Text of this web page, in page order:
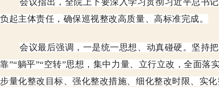
会议指出，全院上下要深入学习贯彻习近平总书
负起主体责任，确保巡视整改高质量、高标准完成。
会议最后强调 ， 一是统一思想、动真碰硬。坚持
靠”“躺平”“空转”思想，集中力量、立行立改，全面
步量化整改目标、强化整改措施、细化整改时限、实